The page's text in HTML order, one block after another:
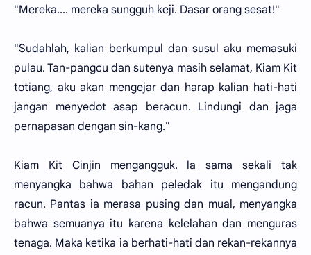
"Mereka.... mereka sungguh keji. Dasar orang sesat!"
"Sudahlah, kalian berkumpul dan susul aku memasuki
pulau. Tan-pangcu dan sutenya masih selamat, Kiam Kit
totiang, aku akan mengejar dan harap kalian hati-hati
jangan menyedot asap beracun. Lindungi dan jaga
pernapasan dengan sin-kang."
Kiam Kit Cinjin mengangguk. la sama sekali tak
menyangka bahwa bahan peledak itu mengandung
racun. Pantas ia merasa pusing dan mual, menyangka
bahwa semuanya itu karena kelelahan dan menguras
tenaga. Maka ketika ia berhati-hati dan rekan-rekannya